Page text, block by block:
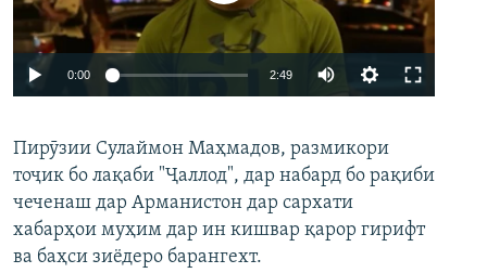
Auto 240p 360p 480p
720p 1080p
0:00 2:49
360p
480p
Пирӯзии Сулаймон Маҳмадов, размикори
тоҷик бо лақаби "Ҷаллод", дар набард бо рақиби
чеченаш дар Арманистон дар сархати
хабарҳои муҳим дар ин кишвар қарор гирифт
ва баҳси зиёдеро барангехт.